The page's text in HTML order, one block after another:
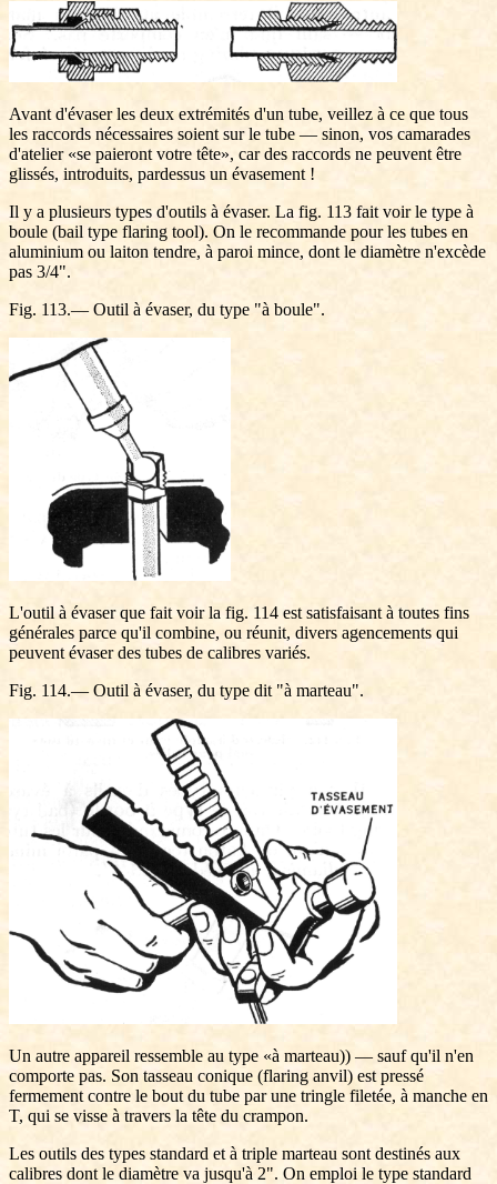
Avant d'évaser les deux extrémités d'un tube, veillez à ce que tous
les raccords nécessaires soient sur le tube — sinon, vos camarades
d'atelier «se paieront votre tête», car des raccords ne peuvent être
glissés, introduits, pardessus un évasement !
Il y a plusieurs types d'outils à évaser. La fig. 113 fait voir le type à
boule (bail type flaring tool). On le recommande pour les tubes en
aluminium ou laiton tendre, à paroi mince, dont le diamètre n'excède
pas 3/4".
Fig. 113.— Outil à évaser, du type "à boule".
L'outil à évaser que fait voir la fig. 114 est satisfaisant à toutes fins
générales parce qu'il combine, ou réunit, divers agencements qui
peuvent évaser des tubes de calibres variés.
Fig. 114.— Outil à évaser, du type dit "à marteau".
Un autre appareil ressemble au type «à marteau)) — sauf qu'il n'en
comporte pas. Son tasseau conique (flaring anvil) est pressé
fermement contre le bout du tube par une tringle filetée, à manche en
T, qui se visse à travers la tête du crampon.
Les outils des types standard et à triple marteau sont destinés aux
calibres dont le diamètre va jusqu'à 2". On emploi le type standard